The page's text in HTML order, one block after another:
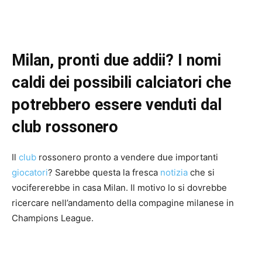
Milan, pronti due addii? I nomi
caldi dei possibili calciatori che
potrebbero essere venduti dal
club rossonero
Il club rossonero pronto a vendere due importanti
giocatori? Sarebbe questa la fresca notizia che si
vocifererebbe in casa Milan. Il motivo lo si dovrebbe
ricercare nell’andamento della compagine milanese in
Champions League.